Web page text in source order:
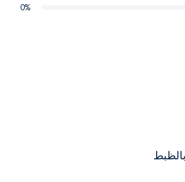
0%